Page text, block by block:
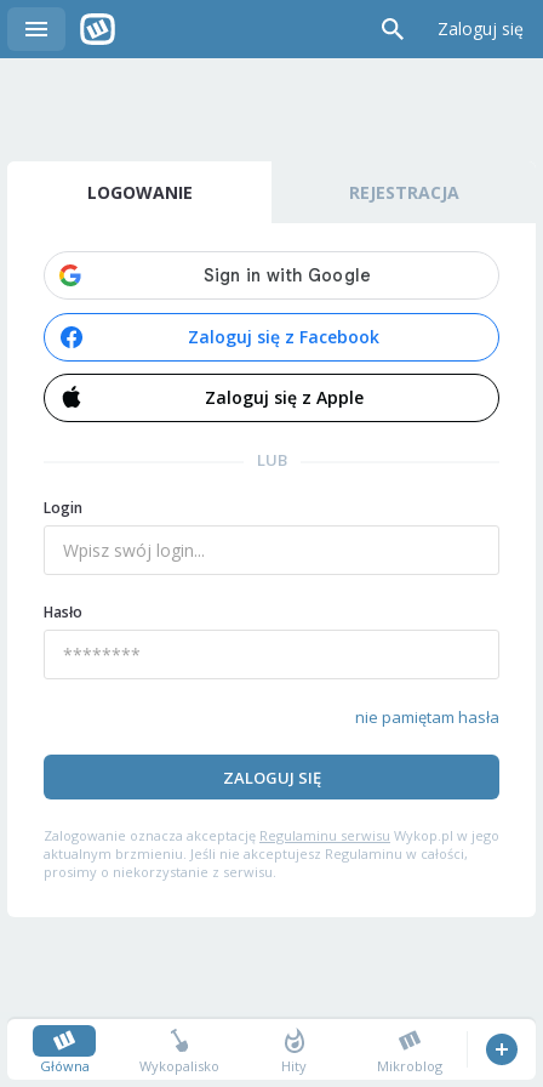
Zaloguj się
LOGOWANIE REJESTRACJA
Zaloguj się z Facebook
Zaloguj się z Apple
LUB
Login
Hasło
nie pamiętam hasła
ZALOGUJ SIĘ
Zalogowanie oznacza akceptację Regulaminu serwisu Wykop.pl w jego
aktualnym brzmieniu. Jeśli nie akceptujesz Regulaminu w całości,
prosimy o niekorzystanie z serwisu.
Główna Wykopalisko Hity Mikroblog